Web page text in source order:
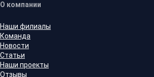
О компании
Наши филиалы
Команда
Новости
Статьи
Наши проекты
Отзывы